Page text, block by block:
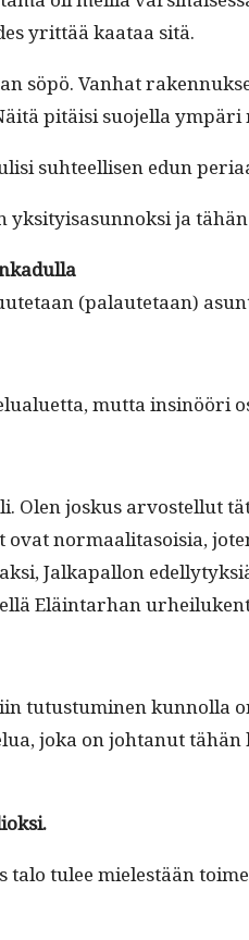
yrit­tää kaataa sitä.
söpö. Van­hat
pitäisi suo­jel­la
suh­teel­lisen edun
ja
(palaute­taan)
mut­ta insinööri
joskus arvostel­lut
nor­maal­i­ta­soisia,
Jalka­pal­lon
Eläin­tarhan
tutus­tu­mi­nen kun­nol­la
joka on johtanut
tulee mielestään